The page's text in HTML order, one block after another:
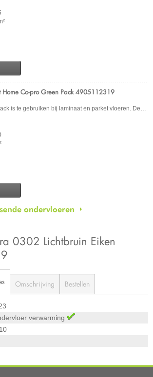
Home Co-pro Green Pack 4905112319
is te gebruiken bij laminaat en parket vloeren. De…
ondervloeren
0302 Lichtbruin Eiken
Omschrijving Bestellen
verwarming
10